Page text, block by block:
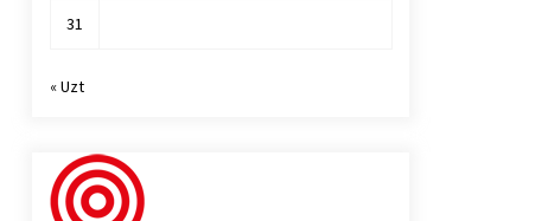
31
« Uzt